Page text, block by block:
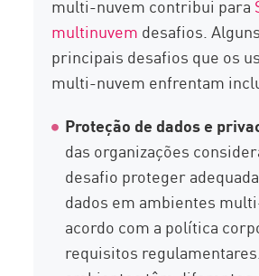
multi-nuvem contribui para
multinuvem desafios.
principais desafios que os
multi-nuvem enfrentam
Proteção de dados e
das organizações
desafio proteger
dados em ambientes
acordo com a política
requisitos